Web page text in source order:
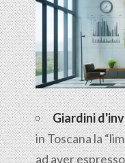
Giardini
in Toscana la
ad aver